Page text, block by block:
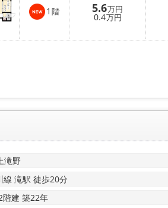
1 階 5.6万円
0.4万円
滝野
線 滝駅 徒歩20分
階建 築22年